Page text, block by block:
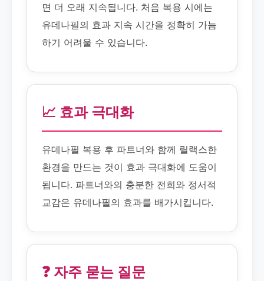
면 더 오래 지속됩니다. 처음 복용 시에는
유데나필의 효과 지속 시간을 정확히 가늠
하기 어려울 수 있습니다.
📈 효과 극대화
유데나필 복용 후 파트너와 함께 릴랙스한
환경을 만드는 것이 효과 극대화에 도움이
됩니다. 파트너와의 충분한 전희와 정서적
교감은 유데나필의 효과를 배가시킵니다.
❓ 자주 묻는 질문